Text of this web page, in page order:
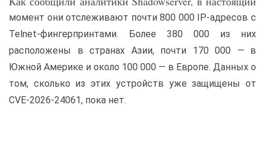
момент они отслеживают почти 800 000 IP-адресов с
Telnet-фингерпринтами. Более 380 000 из них
расположены в странах Азии, почти 170 000 — в
Южной Америке и около 100 000 — в Европе. Данных о
том, сколько из этих устройств уже защищены от
CVE-2026-24061, пока нет.